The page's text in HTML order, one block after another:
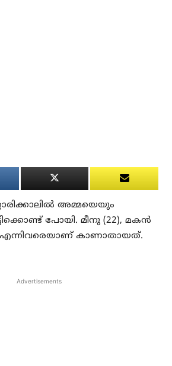
അമ്മയെയും
പോയി. മീനു (22), മകന്‍
കാണാതായത്.
Advertisements